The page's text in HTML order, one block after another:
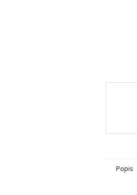
Popis